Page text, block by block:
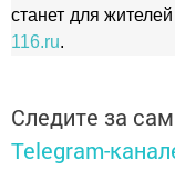
станет для
116.ru.
Следите за
Telegram-